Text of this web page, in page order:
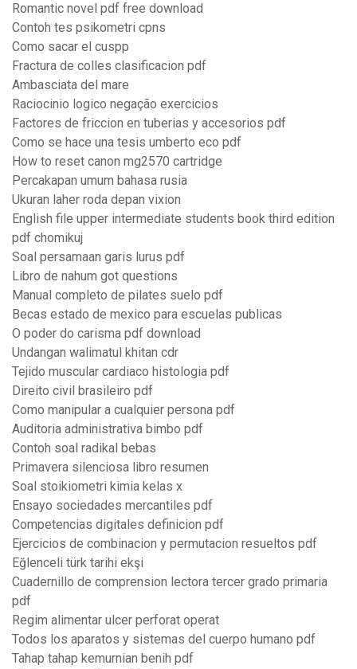
Romantic novel pdf free download
Contoh tes psikometri cpns
Como sacar el cuspp
Fractura de colles clasificacion pdf
Ambasciata del mare
Raciocinio logico negação exercicios
Factores de friccion en tuberias y accesorios pdf
Como se hace una tesis umberto eco pdf
How to reset canon mg2570 cartridge
Percakapan umum bahasa rusia
Ukuran laher roda depan vixion
English file upper intermediate students book third edition
pdf chomikuj
Soal persamaan garis lurus pdf
Libro de nahum got questions
Manual completo de pilates suelo pdf
Becas estado de mexico para escuelas publicas
O poder do carisma pdf download
Undangan walimatul khitan cdr
Tejido muscular cardiaco histologia pdf
Direito civil brasileiro pdf
Como manipular a cualquier persona pdf
Auditoria administrativa bimbo pdf
Contoh soal radikal bebas
Primavera silenciosa libro resumen
Soal stoikiometri kimia kelas x
Ensayo sociedades mercantiles pdf
Competencias digitales definicion pdf
Ejercicios de combinacion y permutacion resueltos pdf
Eğlenceli türk tarihi ekşi
Cuadernillo de comprension lectora tercer grado primaria
pdf
Regim alimentar ulcer perforat operat
Todos los aparatos y sistemas del cuerpo humano pdf
Tahap tahap kemurnian benih pdf